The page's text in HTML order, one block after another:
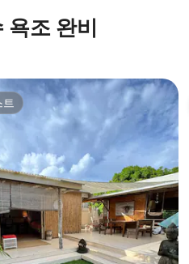
욕조 완비
기 49개
트
트